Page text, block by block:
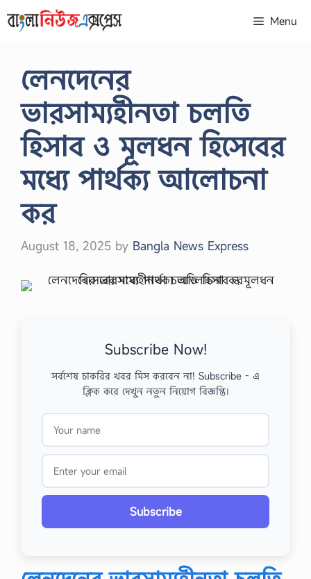
to
Menu
লেনদেনের
ভারসাম্যহীনতা চলতি
হিসাব ও মূলধন হিসেবের
মধ্যে পার্থক্য আলোচনা
কর
August 18, 2025 by Bangla News Express
Subscribe Now!
সর্বশেষ চাকরির খবর মিস করবেন না! Subscribe - এ
ক্লিক করে দেখুন নতুন নিয়োগ বিজ্ঞপ্তি।
Subscribe